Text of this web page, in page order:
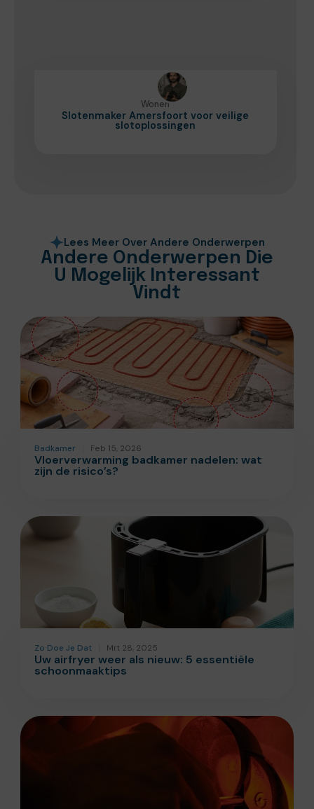
Wonen
Slotenmaker Amersfoort voor veilige
slotoplossingen
Lees Meer Over Andere Onderwerpen
Andere Onderwerpen Die
U Mogelijk Interessant
Vindt
Badkamer Feb 15, 2026
Vloerverwarming badkamer nadelen: wat
zijn de risico’s?
Zo Doe Je Dat Mrt 28, 2025
Uw airfryer weer als nieuw: 5 essentiële
schoonmaaktips